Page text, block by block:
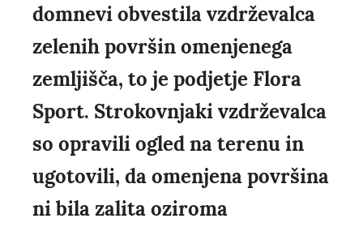
domnevi obvestila vzdrževalca
zelenih površin omenjenega
zemljišča, to je podjetje Flora
Sport. Strokovnjaki vzdrževalca
so opravili ogled na terenu in
ugotovili, da omenjena površina
ni bila zalita oziroma